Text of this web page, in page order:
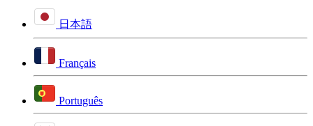
日本語
Français
Português